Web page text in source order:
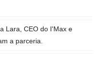
Lara, CEO do I'Max e
a parceria.